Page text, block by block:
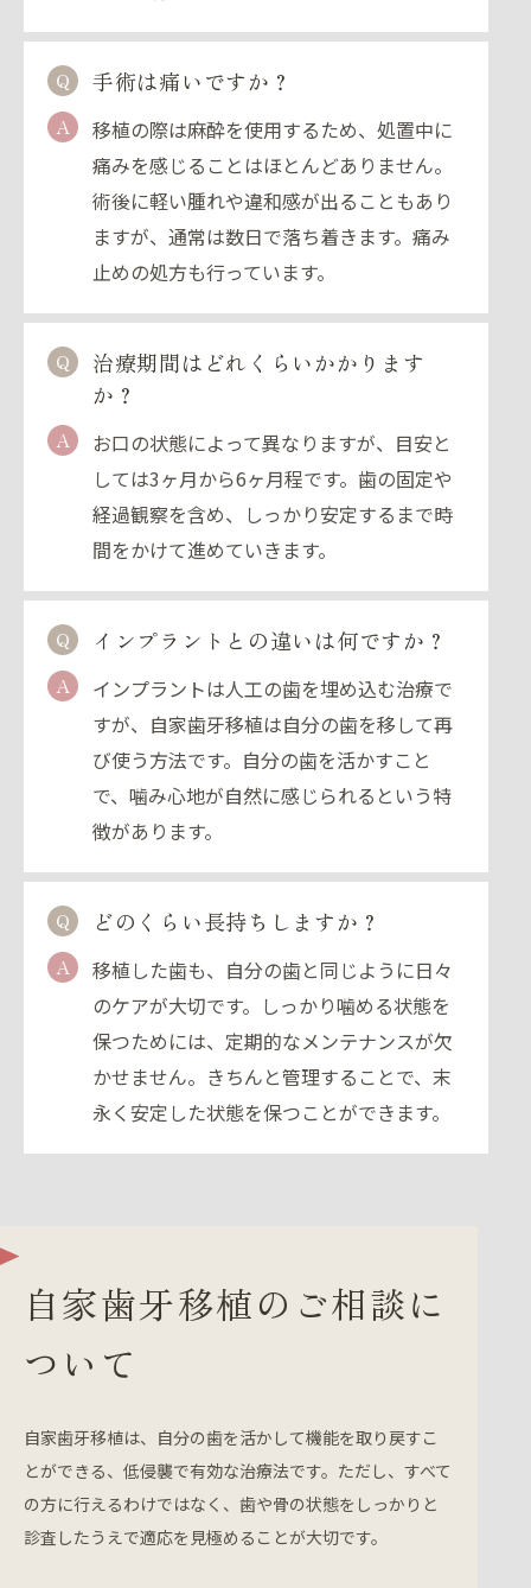
Q 手術は痛いですか？
A
移植の際は麻酔を使用するため、処置中に
痛みを感じることはほとんどありません。
術後に軽い腫れや違和感が出ることもあり
ますが、通常は数日で落ち着きます。痛み
止めの処方も行っています。
Q
治療期間はどれくらいかかります
か？
A
お口の状態によって異なりますが、目安と
しては3ヶ月から6ヶ月程です。歯の固定や
経過観察を含め、しっかり安定するまで時
間をかけて進めていきます。
Q インプラントとの違いは何ですか？
A
インプラントは人工の歯を埋め込む治療で
すが、自家歯牙移植は自分の歯を移して再
び使う方法です。自分の歯を活かすこと
で、噛み心地が自然に感じられるという特
徴があります。
Q どのくらい長持ちしますか？
A
移植した歯も、自分の歯と同じように日々
のケアが大切です。しっかり噛める状態を
保つためには、定期的なメンテナンスが欠
かせません。きちんと管理することで、末
永く安定した状態を保つことができます。
自家歯牙移植のご相談に
ついて
自家歯牙移植は、自分の歯を活かして機能を取り戻すこ
とができる、低侵襲で有効な治療法です。ただし、すべて
の方に行えるわけではなく、歯や骨の状態をしっかりと
診査したうえで適応を見極めることが大切です。